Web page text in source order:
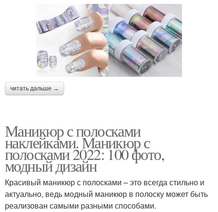
читать дальше →
Маникюр с полосками
наклейками. Маникюр с
полосками 2022: 100 фото,
модный дизайн
Красивый маникюр с полосками – это всегда стильно и
актуально, ведь модный маникюр в полоску может быть
реализован самыми разными способами.